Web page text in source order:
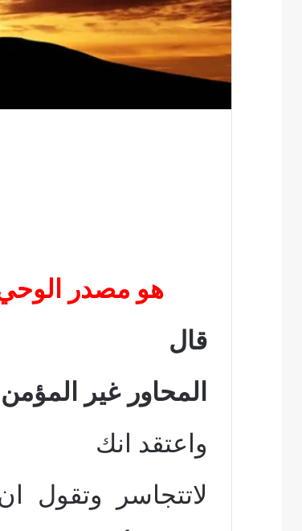
هو مصدر الوحي
قال
المحاور غير
واعتقد انك
لاتتجاسر وتقول